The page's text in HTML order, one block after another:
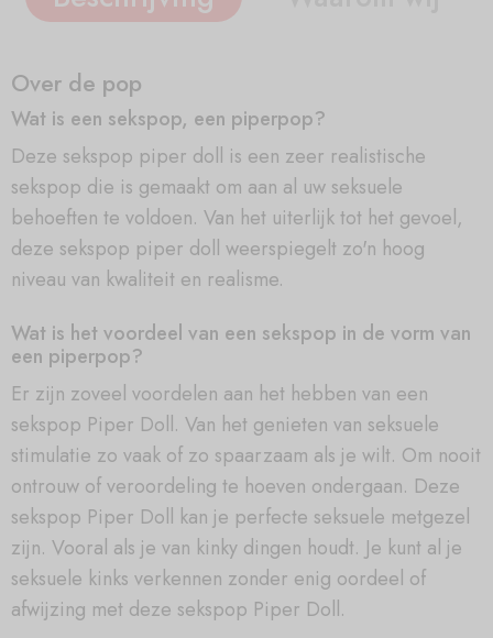
Over de pop
Wat is een sekspop, een piperpop?
Deze sekspop piper doll is een zeer realistische
sekspop die is gemaakt om aan al uw seksuele
behoeften te voldoen. Van het uiterlijk tot het gevoel,
deze sekspop piper doll weerspiegelt zo'n hoog
niveau van kwaliteit en realisme.
Wat is het voordeel van een sekspop in de vorm van
een piperpop?
Er zijn zoveel voordelen aan het hebben van een
sekspop Piper Doll. Van het genieten van seksuele
stimulatie zo vaak of zo spaarzaam als je wilt. Om nooit
ontrouw of veroordeling te hoeven ondergaan. Deze
sekspop Piper Doll kan je perfecte seksuele metgezel
zijn. Vooral als je van kinky dingen houdt. Je kunt al je
seksuele kinks verkennen zonder enig oordeel of
afwijzing met deze sekspop Piper Doll.